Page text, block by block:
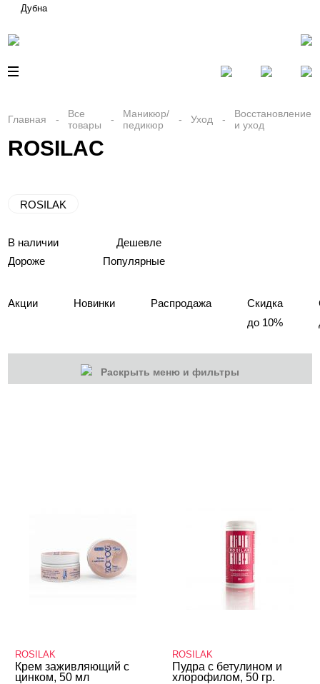
Дубна
Главная
Все
товары
Маникюр/
педикюр
Уход
Восстановление
и уход
ROSILAC
ROSILAK
В наличии
Дешевле
Дороже
Популярные
Акции Новинки Распродажа
Скидка
до 10%
Раскрыть меню и фильтры
Инструменты
Лаки для ногтей
Уход
ROSILAK
Крем заживляющий с
цинком, 50 мл
ROSILAK
Пудра с бетулином и
хлорофилом, 50 гр.